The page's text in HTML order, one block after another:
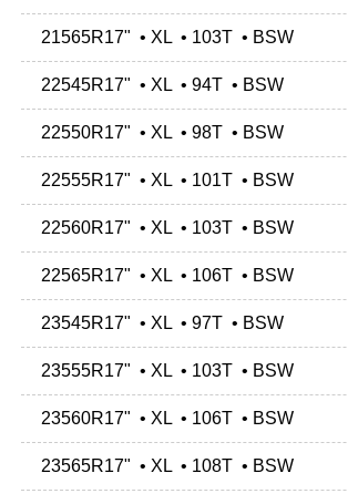
21565R17" • XL • 103T • BSW
22545R17" • XL • 94T • BSW
22550R17" • XL • 98T • BSW
22555R17" • XL • 101T • BSW
22560R17" • XL • 103T • BSW
22565R17" • XL • 106T • BSW
23545R17" • XL • 97T • BSW
23555R17" • XL • 103T • BSW
23560R17" • XL • 106T • BSW
23565R17" • XL • 108T • BSW